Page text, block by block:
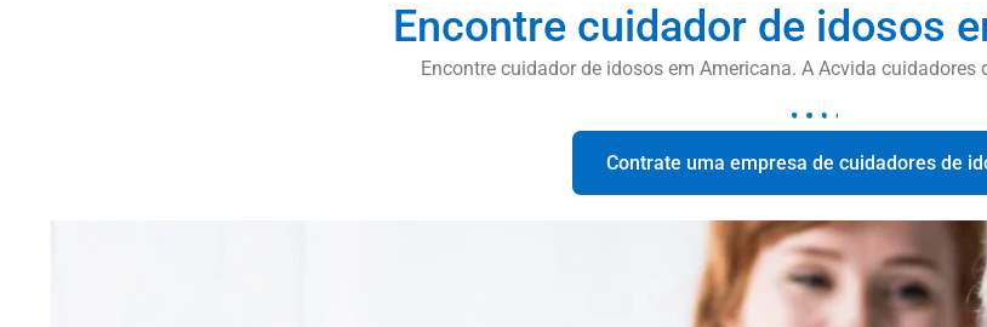
Encontre cuidador de idosos
Encontre cuidador de idosos em Americana. A Acvida cuidadores
Contrate uma empresa de cuidadores de